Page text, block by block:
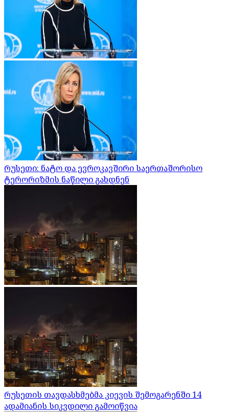
რუსეთი: ნატო და ევროკავშირი საერთაშორისო
ტერორიზმის ნაწილი გახდნენ
რუსეთის თავდასხმებმა კიევის შემოგარენში 14
ადამიანის სიკვდილი გამოიწვია